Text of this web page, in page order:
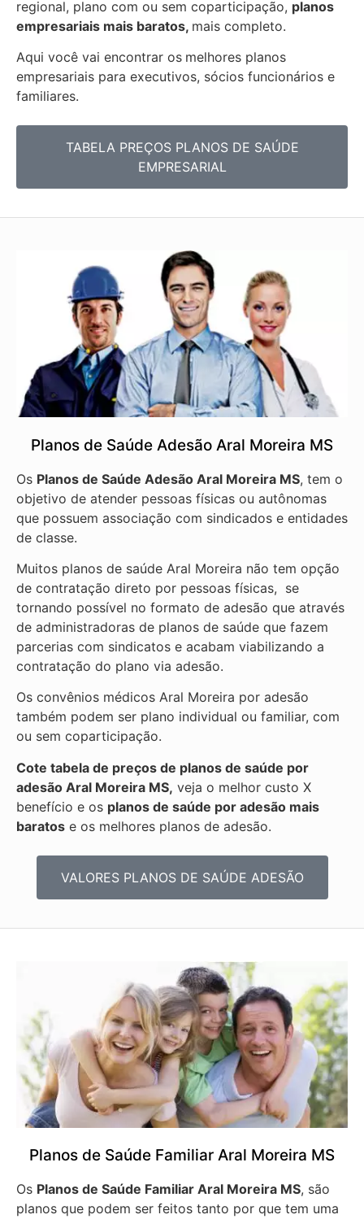
regional, plano com ou sem coparticipação, planos
empresariais mais baratos, mais completo.
Aqui você vai encontrar os melhores planos
empresariais para executivos, sócios funcionários e
familiares.
TABELA PREÇOS PLANOS DE SAÚDE
EMPRESARIAL
Planos de Saúde Adesão Aral Moreira MS
Os Planos de Saúde Adesão Aral Moreira MS, tem o
objetivo de atender pessoas físicas ou autônomas
que possuem associação com sindicados e entidades
de classe.
Muitos planos de saúde Aral Moreira não tem opção
de contratação direto por pessoas físicas, se
tornando possível no formato de adesão que através
de administradoras de planos de saúde que fazem
parcerias com sindicatos e acabam viabilizando a
contratação do plano via adesão.
Os convênios médicos Aral Moreira por adesão
também podem ser plano individual ou familiar, com
ou sem coparticipação.
Cote tabela de preços de planos de saúde por
adesão Aral Moreira MS, veja o melhor custo X
benefício e os planos de saúde por adesão mais
baratos e os melhores planos de adesão.
VALORES PLANOS DE SAÚDE ADESÃO
Planos de Saúde Familiar Aral Moreira MS
Os Planos de Saúde Familiar Aral Moreira MS, são
planos que podem ser feitos tanto por que tem uma